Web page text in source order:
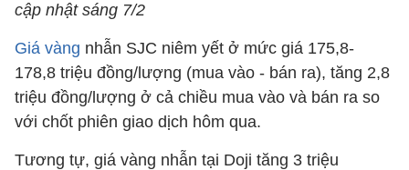
cập nhật sáng 7/2
Giá vàng nhẫn SJC niêm yết ở mức giá 175,8-
178,8 triệu đồng/lượng (mua vào - bán ra), tăng 2,8
triệu đồng/lượng ở cả chiều mua vào và bán ra so
với chốt phiên giao dịch hôm qua.
Tương tự, giá vàng nhẫn tại Doji tăng 3 triệu